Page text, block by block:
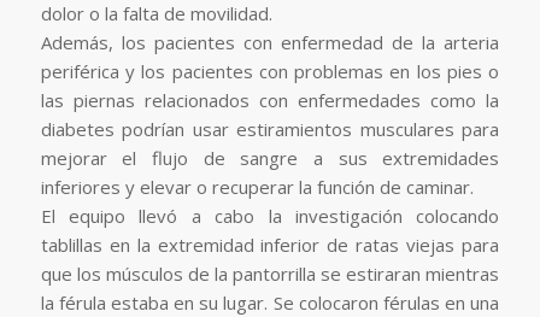
dolor o la falta de movilidad.
Además, los pacientes con enfermedad de la arteria
periférica y los pacientes con problemas en los pies o
las piernas relacionados con enfermedades como la
diabetes podrían usar estiramientos musculares para
mejorar el flujo de sangre a sus extremidades
inferiores y elevar o recuperar la función de caminar.
El equipo llevó a cabo la investigación colocando
tablillas en la extremidad inferior de ratas viejas para
que los músculos de la pantorrilla se estiraran mientras
la férula estaba en su lugar. Se colocaron férulas en una